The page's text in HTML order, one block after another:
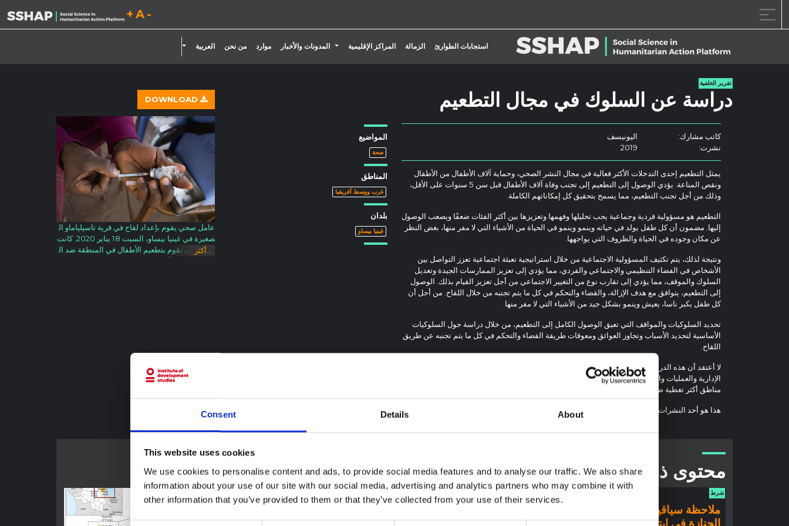
Consent Details About
This website uses cookies
We use cookies to personalise content and ads, to provide social media features and to analyse our traffic. We also share
information about your use of our site with our social media, advertising and analytics partners who may combine it with
other information that you’ve provided to them or that they’ve collected from your use of their services.
تقليل حجم الخط.
إعادة ضبط حجم الخط.
زيادة حجم الخط.
استجابات الطوارئ الزمالة المراكز الإقليمية
تبديل القائمة المنسدلة
المدونات والأخبار موارد من نحن العربية
تقرير الخلفية
دراسة عن السلوك في مجال التطعيم
كاتب مشارك:
اليونيسف
نشرت:
2019
يمثل التطعيم إحدى التدخلات الأكثر فعالية في مجال النشر الصحي، وحماية آلاف الأطفال من الأطفال
ونقص المناعة. يؤدي الوصول إلى التطعيم إلى تجنب وفاة آلاف الأطفال قبل سن 5 سنوات على الأقل،
وذلك من أجل تجنب التطعيم، مما يسمح بتحقيق كل إمكاناتهم الكاملة.
التطعيم هو مسؤولية فردية وجماعية يجب تحليلها وفهمها وتعزيزها بين أكثر الفئات ضعفًا ويصعب الوصول
إليها. مضمون أن كل طفل يولد في حياته وينمو وينمو في الحياة من الأشياء التي لا مفر منها، بغض النظر
عن مكان وجوده في الحياة والظروف التي يواجهها.
ونتيجة لذلك، يتم تكثيف المسؤولية الاجتماعية من خلال استراتيجية تعبئة اجتماعية تعزز التواصل بين
الأشخاص في الفضاء التنظيمي والاجتماعي والفردي، مما يؤدي إلى تعزيز الممارسات الجيدة وتعديل
السلوك والموقف، مما يؤدي إلى تقارب نوع من التغيير الاجتماعي من أجل تعزيز القيام بذلك. الوصول
إلى التطعيم، يتوافق مع هدف الإزالة، والقضاء والتحكم في كل ما يتم تجنبه من خلال اللقاح. من أجل أن
كل طفل يكبر ناسا، يعيش وينمو بشكل جيد من الأشياء التي لا مفر منها.
تحديد السلوكيات والمواقف التي تعيق الوصول الكامل إلى التطعيم، من خلال دراسة حول السلوكيات
الأساسية لتحديد الأسباب وتجاوز العوائق ومعوقات طريقة القضاء والتحكم في كل ما يتم تجنبه عن طريق
اللقاح.
لا أعتقد أن هذه الدراسة تساهم بشكل مادي في تحديد استراتيجيات الاتصالات القائمة على البيانات
الإدارية والعمليات والمكملة من خلال الفهم السلوكي للمجتمعات الريفية والحضرية، والمراسلين في
مناطق أكثر تغطية ضحلة.
هذا هو أحد النشرات تم النشر في الأصل على موقع الويب الخاص بك.
المواضيع
صحة
المناطق
غرب ووسط أفريقيا
بلدان
غينيا بيساو
عامل صحي يقوم بإعداد لقاح في قرية تاسيلياماو ال
صغيرة في غينيا بيساو، السبت 18 يناير 2020. كانت
اليونيسف تقوم بتطعيم الأطفال في المنطقة ضد ال
حصبة وشلل الأطفال في حملة مستمرة. صورة اليون
أكثر
محتوى ذو صلة
شرط
ملاحظة سياقية: ممارسات
الجنازة في إيتوري
ملاحظة سياقية حول تفشي
إيبولا بونديبوغيو في إيتوري